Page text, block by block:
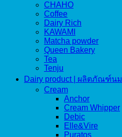
CHAHO
Coffee
Dairy Rich
KAWAMI
Matcha powder
Queen Bakery
Tea
Tenju
Dairy product | ผลิตภัณฑ์นม
Cream
Anchor
Cream Whipper
Debic
Elle&Vire
Puratos